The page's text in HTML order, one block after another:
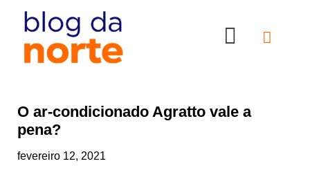
O ar-condicionado Agratto vale a
pena?
fevereiro 12, 2021